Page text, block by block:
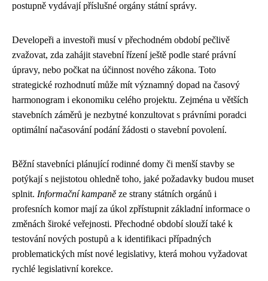
postupně vydávají příslušné orgány státní správy.
Developeři a investoři musí v přechodném období pečlivě
zvažovat, zda zahájit stavební řízení ještě podle staré právní
úpravy, nebo počkat na účinnost nového zákona. Toto
strategické rozhodnutí může mít významný dopad na časový
harmonogram i ekonomiku celého projektu. Zejména u větších
stavebních záměrů je nezbytné konzultovat s právními poradci
optimální načasování podání žádosti o stavební povolení.
Běžní stavebníci plánující rodinné domy či menší stavby se
potýkají s nejistotou ohledně toho, jaké požadavky budou muset
splnit. Informační kampaně ze strany státních orgánů i
profesních komor mají za úkol zpřístupnit základní informace o
změnách široké veřejnosti. Přechodné období slouží také k
testování nových postupů a k identifikaci případných
problematických míst nové legislativy, která mohou vyžadovat
rychlé legislativní korekce.